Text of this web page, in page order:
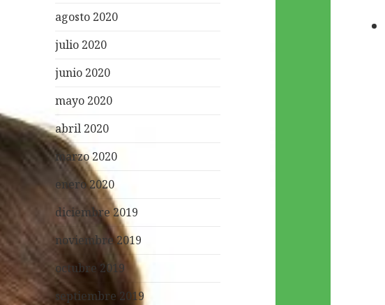
agosto 2020
julio 2020
junio 2020
mayo 2020
abril 2020
marzo 2020
enero 2020
diciembre 2019
noviembre 2019
octubre 2019
septiembre 2019